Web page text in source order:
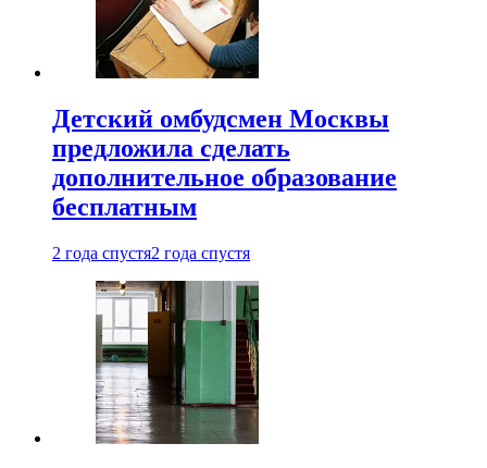
Детский омбудсмен Москвы
предложила сделать
дополнительное образование
бесплатным
2 года спустя2 года спустя